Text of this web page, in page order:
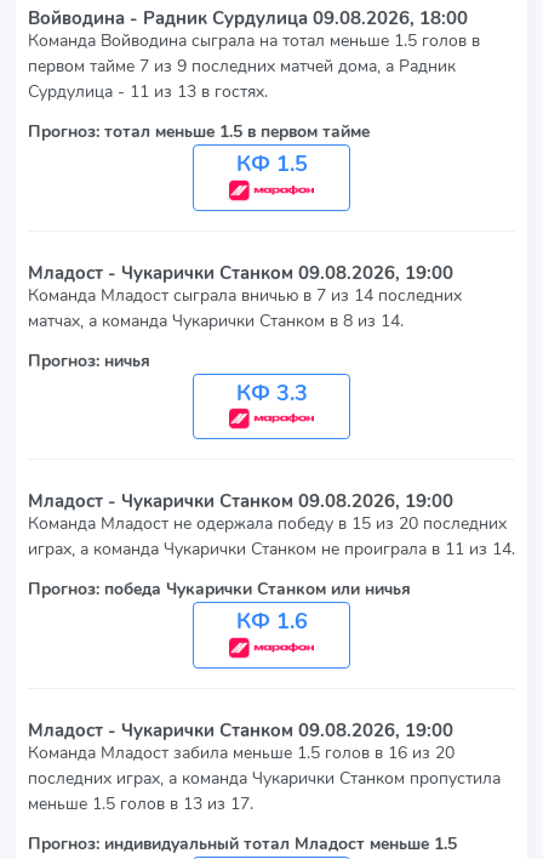
Войводина - Радник Сурдулица 09.08.2026, 18:00
Команда Войводина сыграла на тотал меньше 1.5 голов в
первом тайме 7 из 9 последних матчей дома, а Радник
Сурдулица - 11 из 13 в гостях.
Прогноз: тотал меньше 1.5 в первом тайме
КФ 1.5
Младост - Чукарички Станком 09.08.2026, 19:00
Команда Младост сыграла вничью в 7 из 14 последних
матчах, а команда Чукарички Станком в 8 из 14.
Прогноз: ничья
КФ 3.3
Младост - Чукарички Станком 09.08.2026, 19:00
Команда Младост не одержала победу в 15 из 20 последних
играх, а команда Чукарички Станком не проиграла в 11 из 14.
Прогноз: победа Чукарички Станком или ничья
КФ 1.6
Младост - Чукарички Станком 09.08.2026, 19:00
Команда Младост забила меньше 1.5 голов в 16 из 20
последних играх, а команда Чукарички Станком пропустила
меньше 1.5 голов в 13 из 17.
Прогноз: индивидуальный тотал Младост меньше 1.5